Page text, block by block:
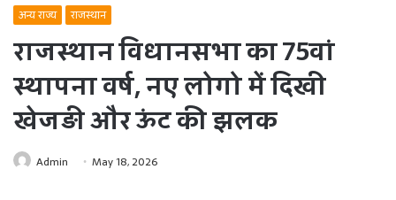
अन्य राज्य राजस्थान
राजस्थान विधानसभा का 75वां
स्थापना वर्ष, नए लोगो में दिखी
खेजड़ी और ऊंट की झलक
Admin May 18, 2026